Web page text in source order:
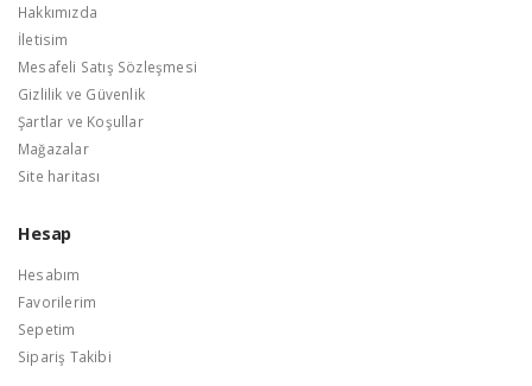
Hakkımızda
İletisim
Mesafeli Satış Sözleşmesi
Gizlilik ve Güvenlik
Şartlar ve Koşullar
Mağazalar
Site haritası
Hesap
Hesabım
Favorilerim
Sepetim
Sipariş Takibi